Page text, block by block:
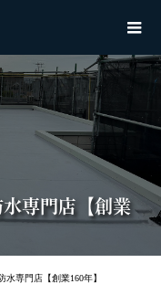
専門店【創業
水専門店【創業160年】